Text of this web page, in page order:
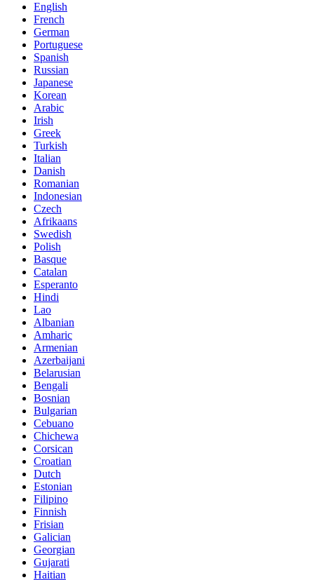
English
French
German
Portuguese
Spanish
Russian
Japanese
Korean
Arabic
Irish
Greek
Turkish
Italian
Danish
Romanian
Indonesian
Czech
Afrikaans
Swedish
Polish
Basque
Catalan
Esperanto
Hindi
Lao
Albanian
Amharic
Armenian
Azerbaijani
Belarusian
Bengali
Bosnian
Bulgarian
Cebuano
Chichewa
Corsican
Croatian
Dutch
Estonian
Filipino
Finnish
Frisian
Galician
Georgian
Gujarati
Haitian